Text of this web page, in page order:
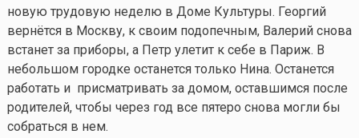
новую трудовую неделю в Доме Культуры. Георгий
вернётся в Москву, к своим подопечным, Валерий снова
встанет за приборы, а Петр улетит к себе в Париж. В
небольшом городке останется только Нина. Останется
работать и присматривать за домом, оставшимся после
родителей, чтобы через год все пятеро снова могли бы
собраться в нем.